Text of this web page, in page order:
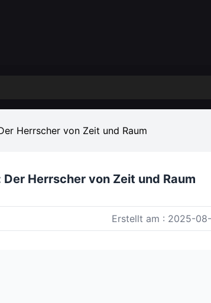
Herrscher von Zeit und Raum
Herrscher von Zeit und Raum
Erstellt am : 2025-